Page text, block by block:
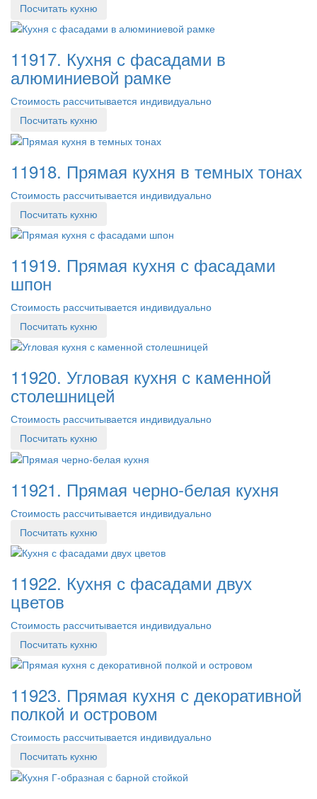
Посчитать кухню
11917. Кухня с фасадами в
алюминиевой рамке
Стоимость рассчитывается индивидуально
Посчитать кухню
11918. Прямая кухня в темных тонах
Стоимость рассчитывается индивидуально
Посчитать кухню
11919. Прямая кухня с фасадами
шпон
Стоимость рассчитывается индивидуально
Посчитать кухню
11920. Угловая кухня с каменной
столешницей
Стоимость рассчитывается индивидуально
Посчитать кухню
11921. Прямая черно-белая кухня
Стоимость рассчитывается индивидуально
Посчитать кухню
11922. Кухня с фасадами двух
цветов
Стоимость рассчитывается индивидуально
Посчитать кухню
11923. Прямая кухня с декоративной
полкой и островом
Стоимость рассчитывается индивидуально
Посчитать кухню